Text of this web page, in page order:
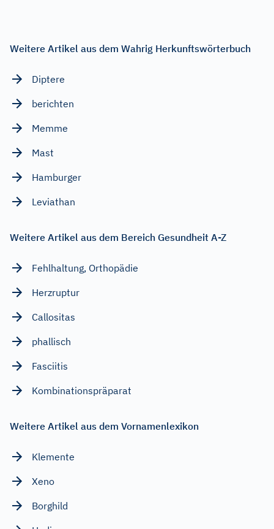
Weitere Artikel aus dem Wahrig Herkunftswörterbuch
Diptere
berichten
Memme
Mast
Hamburger
Leviathan
Weitere Artikel aus dem Bereich Gesundheit A-Z
Fehlhaltung, Orthopädie
Herzruptur
Callositas
phallisch
Fasciitis
Kombinationspräparat
Weitere Artikel aus dem Vornamenlexikon
Klemente
Xeno
Borghild